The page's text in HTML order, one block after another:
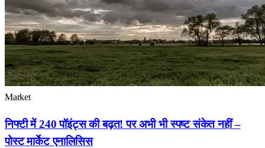
Market
निफ्टी में 240 पॉइंट्स की बढ़त! पर अभी भी स्पष्ट संकेत नहीं –
पोस्ट मार्केट एनालिसिस